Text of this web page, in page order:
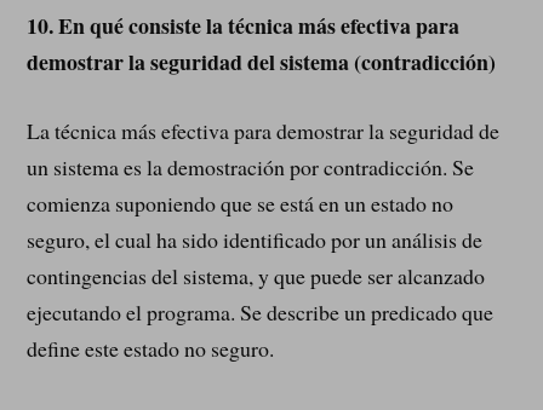
10.En qué consiste la técnica más efectiva para
demostrar la seguridad del sistema (contradicción)
La técnica más efectiva para demostrar la seguridad de
un sistema es la demostración por contradicción. Se
comienza suponiendo que se está en un estado no
seguro, el cual ha sido identificado por un análisis de
contingencias del sistema, y que puede ser alcanzado
ejecutando el programa. Se describe un predicado que
define este estado no seguro.